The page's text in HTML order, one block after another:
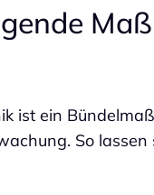
ist ein
So lassen